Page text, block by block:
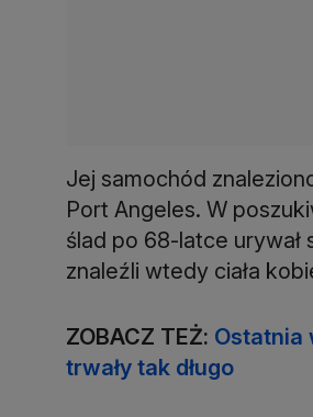
Jej samochód
Port Angeles. W
ślad po 68-latce urywał
znaleźli wtedy ciała
ZOBACZ TEŻ: Ostatnia
trwały tak długo